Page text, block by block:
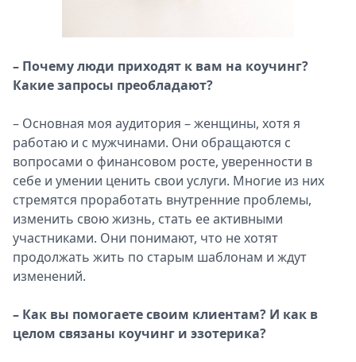
– Почему люди приходят к вам на коучинг?
Какие запросы преобладают?
– Основная моя аудитория – женщины, хотя я
работаю и с мужчинами. Они обращаются с
вопросами о финансовом росте, уверенности в
себе и умении ценить свои услуги. Многие из них
стремятся проработать внутренние проблемы,
изменить свою жизнь, стать ее активными
участниками. Они понимают, что не хотят
продолжать жить по старым шаблонам и ждут
изменений.
– Как вы помогаете своим клиентам? И как в
целом связаны коучинг и эзотерика?